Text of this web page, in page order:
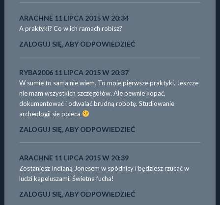
ARACHNE 11 LIPCA 2015 W 20:34
A praktyki? Co w ich ramach robisz?
ZALOGUJ SIĘ, ABY ODPOWIEDZIEĆ
RYBA2006 11 LIPCA 2015 W 20:37
W sumie to sama nie wiem. To moje pierwsze praktyki. Jeszcze
nie mam wszystkich szczegółów. Ale pewnie kopać,
dokumentować i odwalać brudną robotę. Studiowanie
archeologii się poleca
ZALOGUJ SIĘ, ABY ODPOWIEDZIEĆ
ARACHNE 11 LIPCA 2015 W 20:39
Zostaniesz Indianą Jonesem w spódnicy i będziesz rzucać w
ludzi kapeluszami. Świetna fucha!
ZALOGUJ SIĘ, ABY ODPOWIEDZIEĆ